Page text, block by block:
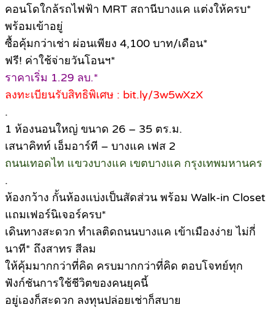
คอนโดใกล้รถไฟฟ้า MRT สถานีบางแค แต่งให้ครบ*
พร้อมเข้าอยู่
ซื้อคุ้มกว่าเช่า ผ่อนเพียง 4,100 บาท/เดือน*
ฟรี! ค่าใช้จ่ายวันโอนฯ*
ราคาเริ่ม 1.29 ลบ.*
ลงทะเบียนรับสิทธิพิเศษ : bit.ly/3w5wXzX
.
1 ห้องนอนใหญ่ ขนาด 26 – 35 ตร.ม.
เสนาคิทท์ เอ็มอาร์ที – บางแค เฟส 2
ถนนเทอดไท แขวงบางแค เขตบางแค กรุงเทพมหานคร
.
ห้องกว้าง กั้นห้องเเบ่งเป็นสัดส่วน พร้อม Walk-in Closet
แถมเฟอร์นิเจอร์ครบ*
เดินทางสะดวก ทำเลติดถนนบางแค เข้าเมืองง่าย ไม่กี่
นาที* ถึงสาทร สีลม
ให้คุ้มมากกว่าที่คิด ครบมากกว่าที่คิด ตอบโจทย์ทุก
ฟังก์ชันการใช้ชีวิตของคนยุคนี้
อยู่เองก็สะดวก ลงทุนปล่อยเช่าก็สบาย